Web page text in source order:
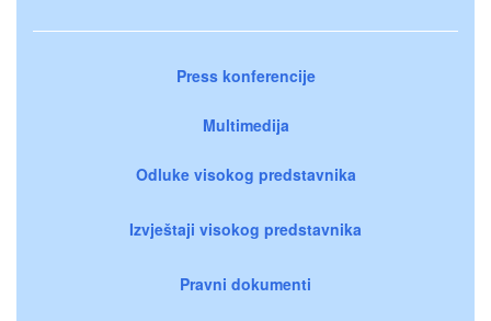
Press konferencije
Multimedija
Odluke visokog predstavnika
Izvještaji visokog predstavnika
Pravni dokumenti